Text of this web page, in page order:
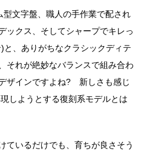
文字盤、職人の手作業で配され
ックス、そしてシャープでキレっ
、ありがちなクラシックディテ
それが絶妙なバランスで組み合わ
ザインですよね? 新しさも感じ
しようとする復刻系モデルとは
ているだけでも、育ちが良さそう